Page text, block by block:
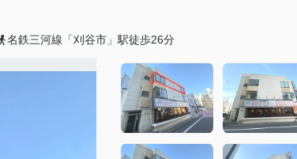
名鉄三河線「刈谷市」駅徒歩26分